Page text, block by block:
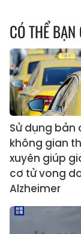
CÓ THỂ
Sử dụng bản
không gian
xuyên giúp
cơ tử vong
Alzheimer